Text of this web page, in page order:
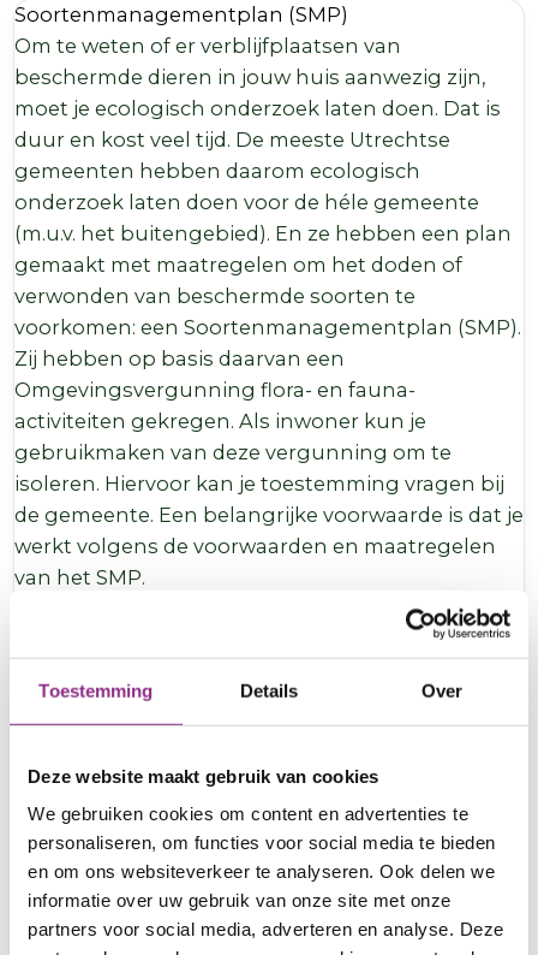
Toestemming Details Over
Deze website maakt gebruik van cookies
We gebruiken cookies om content en advertenties te
personaliseren, om functies voor social media te bieden
en om ons websiteverkeer te analyseren. Ook delen we
informatie over uw gebruik van onze site met onze
partners voor social media, adverteren en analyse. Deze
Soortenmanagementplan (SMP)
Om te weten of er verblijfplaatsen van
beschermde dieren in jouw huis aanwezig zijn,
moet je ecologisch onderzoek laten doen. Dat is
duur en kost veel tijd. De meeste Utrechtse
gemeenten hebben daarom ecologisch
onderzoek laten doen voor de héle gemeente
(m.u.v. het buitengebied). En ze hebben een plan
gemaakt met maatregelen om het doden of
verwonden van beschermde soorten te
voorkomen: een Soortenmanagementplan (SMP).
Zij hebben op basis daarvan een
Omgevingsvergunning flora- en fauna-
activiteiten gekregen. Als inwoner kun je
gebruikmaken van deze vergunning om te
isoleren. Hiervoor kan je toestemming vragen bij
de gemeente. Een belangrijke voorwaarde is dat je
werkt volgens de voorwaarden en maatregelen
van het SMP.
Voorlopig Soortenmanagementplan (pré-SMP)
voorbereiding is, hebben een voorlopige pre-
SMP-aanpak en -vergunning. Deze vergunning
kun je onder deze gemeentelijke pre-SMP
vergunning in veel gevallen al wél isoleren.
Voorwaarden zijn dat je dit meldt (of laat melden
door het isolatiebedrijf) bij de gemeente en dat je
natuurvriendelijk isoleert
. Bij natuurvriendelijk
isoleren (NVI) zorgt het isolatiebedrijf dat er geen